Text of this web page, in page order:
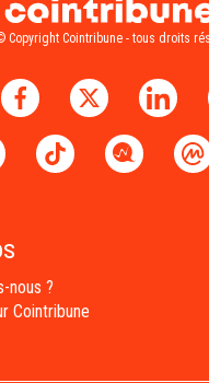
Copyright Cointribune - tous droits
nous ?
Cointribune